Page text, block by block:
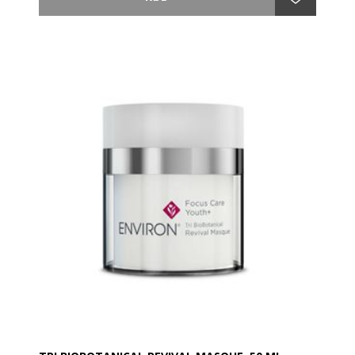
Anvendelse:
efterlader huden med en blød, silkeagtig
Reducerer aldringstegn og efterlader huden med et
mere ungdommeligt udseend.
Huden opnår en flot glød og hudtonen forbedres.
andre Environ produktserier, som en ekstra
fugtighedscreme.